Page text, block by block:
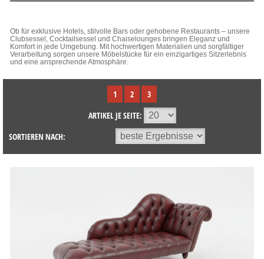
Ob für exklusive Hotels, stilvolle Bars oder gehobene Restaurants – unsere
Clubsessel, Cocktailsessel und Chaiselounges bringen Eleganz und
Komfort in jede Umgebung. Mit hochwertigen Materialien und sorgfältiger
Verarbeitung sorgen unsere Möbelstücke für ein einzigartiges Sitzerlebnis
und eine ansprechende Atmosphäre.
1 2
3
ARTIKEL JE SEITE:
SORTIEREN NACH: